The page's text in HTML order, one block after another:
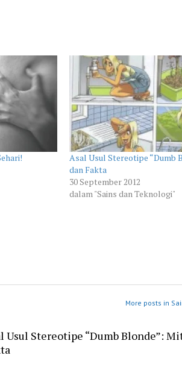
Asal Usul Stereotipe “Dumb
dan Fakta
30 September 2012
dalam "Sains dan Teknologi"
More posts in
Usul Stereotipe “Dumb Blonde”: